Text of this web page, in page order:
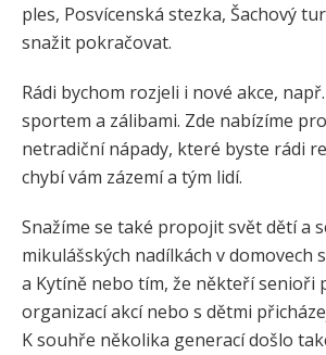
ples, Posvícenská stezka, Šachový
snažit pokračovat.
Rádi bychom rozjeli i nové akce,
sportem a zálibami. Zde nabízíme
netradiční nápady, které byste rádi
chybí vám zázemí a tým lidí.
Snažíme se také propojit svět dětí a
mikulášských nadílkách v domovech
a Kytíně nebo tím, že někteří senioři
organizací akcí nebo s dětmi
K souhře několika generací došlo